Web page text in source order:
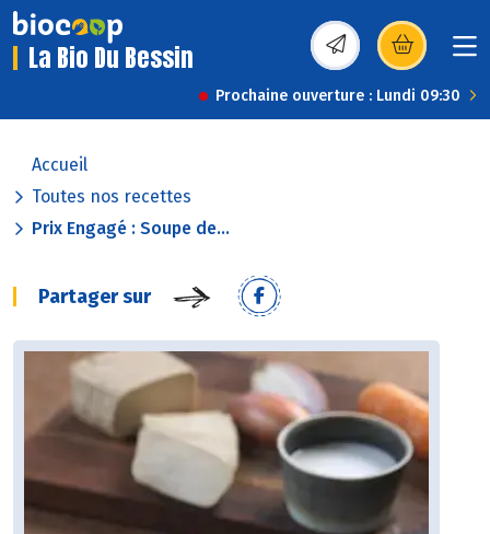
La Bio Du Bessin (s’ouvre dans une
Prochaine ouverture : Lundi 09:30
Accueil
Toutes nos recettes
Prix Engagé : Soupe de...
Partager sur